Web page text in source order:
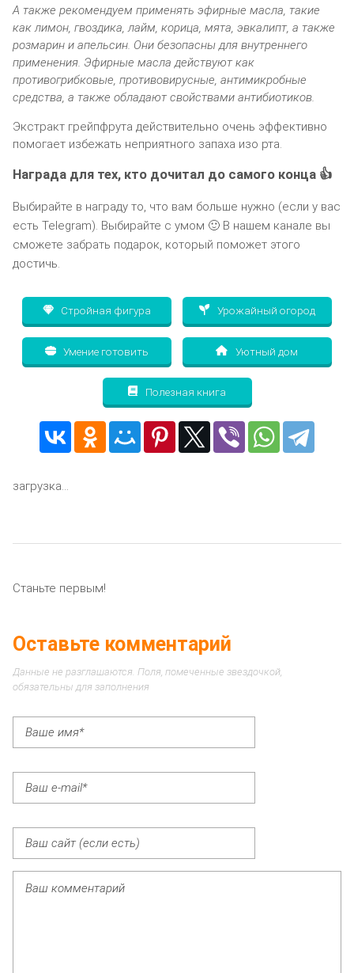
А также рекомендуем применять эфирные масла, такие
как лимон, гвоздика, лайм, корица, мята, эвкалипт, а также
розмарин и апельсин. Они безопасны для внутреннего
применения. Эфирные масла действуют как
противогрибковые, противовирусные, антимикробные
средства, а также обладают свойствами антибиотиков.
Экстракт грейпфрута действительно очень эффективно
помогает избежать неприятного запаха изо рта.
Награда для тех, кто дочитал до самого конца 👍
Выбирайте в награду то, что вам больше нужно (если у вас
есть Telegram). Выбирайте с умом 🙂 В нашем канале вы
сможете забрать подарок, который поможет этого
достичь.
Стройная фигура Урожайный огород
Умение готовить Уютный дом
Полезная книга
загрузка...
Станьте первым!
Оставьте комментарий
Данные не разглашаются. Поля, помеченные звездочкой,
обязательны для заполнения